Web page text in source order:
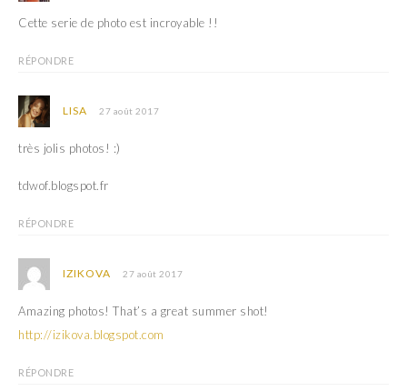
Cette serie de photo est incroyable !!
RÉPONDRE
LISA 27 août 2017
très jolis photos! :)
tdwof.blogspot.fr
RÉPONDRE
IZIKOVA 27 août 2017
Amazing photos! That’s a great summer shot!
http://izikova.blogspot.com
RÉPONDRE